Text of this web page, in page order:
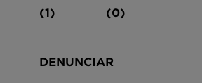
(1) (0)
DENUNCIAR